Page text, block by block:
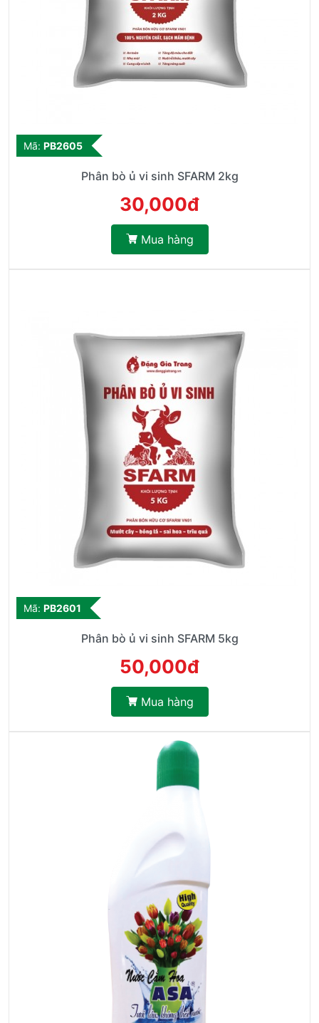
Mã: PB2605
Phân bò ủ vi sinh SFARM 2kg
30,000đ
Mua hàng
Mã: PB2601
Phân bò ủ vi sinh SFARM 5kg
50,000đ
Mua hàng